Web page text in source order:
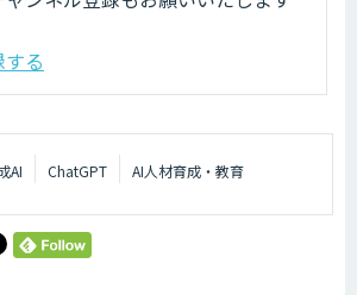
る
AI ChatGPT AI人材育成・教育